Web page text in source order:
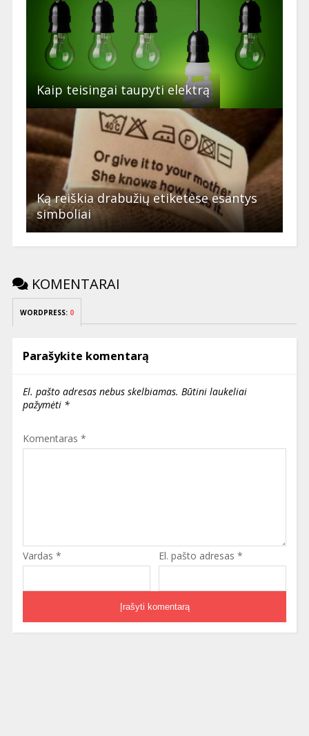
Kaip teisingai taupyti elektrą
Ką reiškia drabužių etiketėse esantys
simboliai
KOMENTARAI
WORDPRESS: 0
Parašykite komentarą
El. pašto adresas nebus skelbiamas. Būtini laukeliai
pažymėti *
Komentaras *
Vardas * El. pašto adresas *